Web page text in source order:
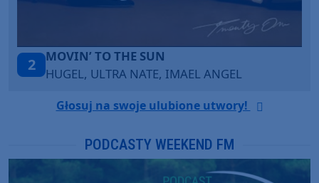
3
ITEPE ITEDE
SANAH
Głosuj na swoje ulubione utwory!
PODCASTY WEEKEND FM